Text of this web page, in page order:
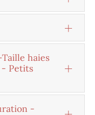
haies
Petits
-